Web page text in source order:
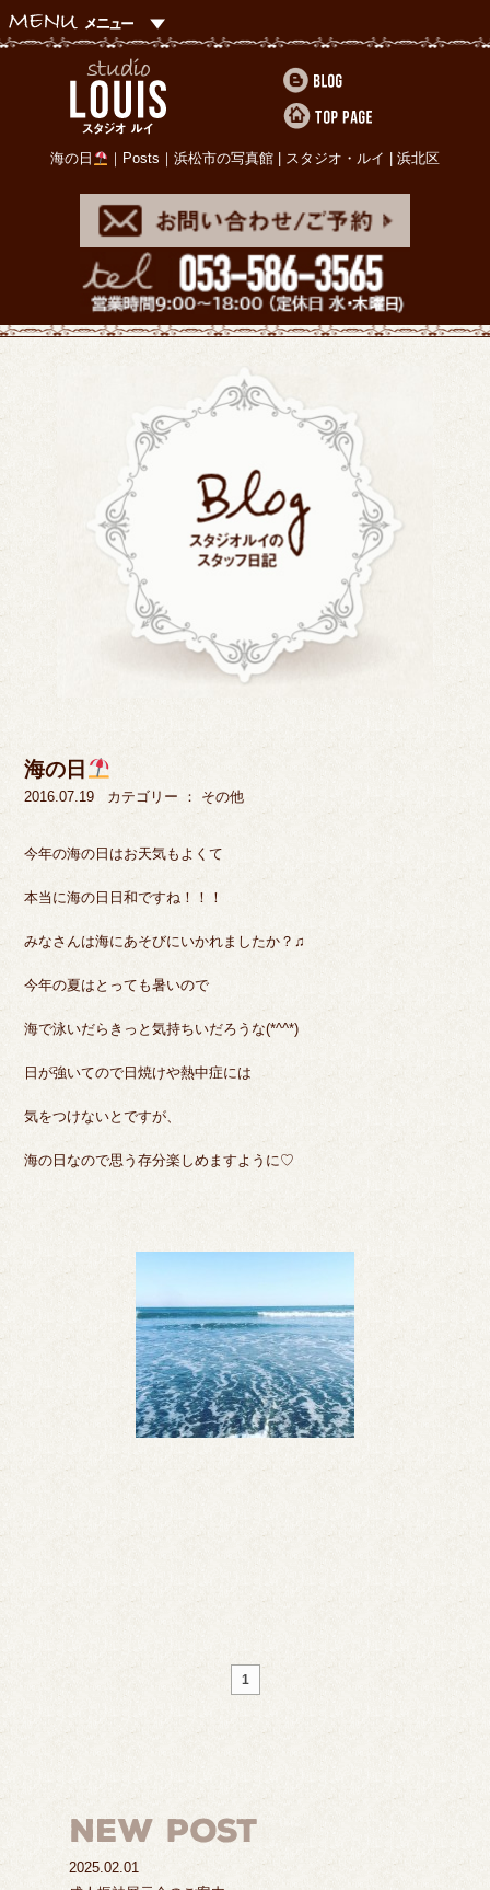
海の日 ｜Posts｜浜松市の写真館 | スタジオ・ルイ | 浜北区
海の日
2016.07.19 カテゴリー ： その他
今年の海の日はお天気もよくて
本当に海の日日和ですね！！！
みなさんは海にあそびにいかれましたか？♫
今年の夏はとっても暑いので
海で泳いだらきっと気持ちいだろうな(*^^*)
日が強いてので日焼けや熱中症には
気をつけないとですが、
海の日なので思う存分楽しめますように♡
1
2025.02.01